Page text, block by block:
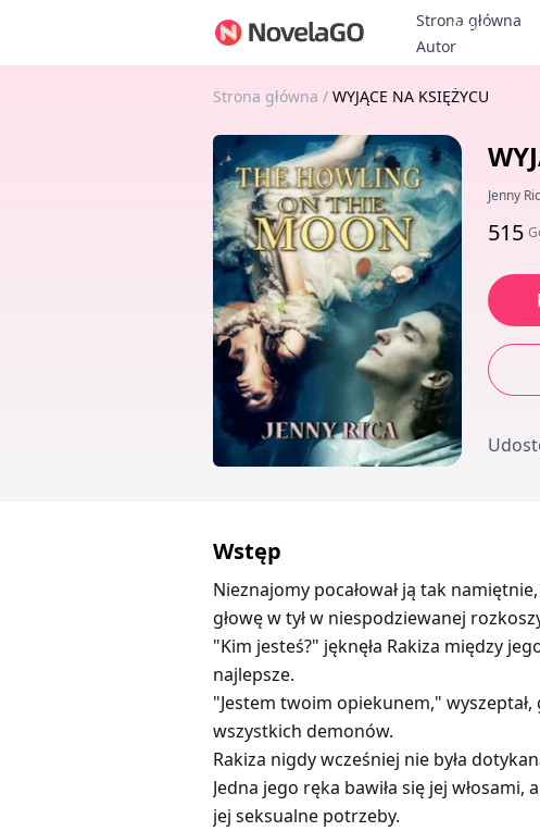
Strona główna
Autor
Bonus
Strona główna / WYJĄCE NA KSIĘŻYCU
Jenny
515
Wstęp
Nieznajomy pocałował ją tak
głowę w tył w niespodziewanej
"Kim jesteś?" jęknęła Rakiza między
najlepsze.
"Jestem twoim opiekunem,"
wszystkich demonów.
Rakiza nigdy wcześniej nie była
Jedna jego ręka bawiła się jej
jej seksualne potrzeby.